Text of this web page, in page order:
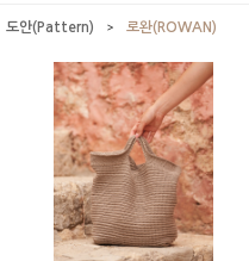
도안(Pattern) > 로완(ROWAN)